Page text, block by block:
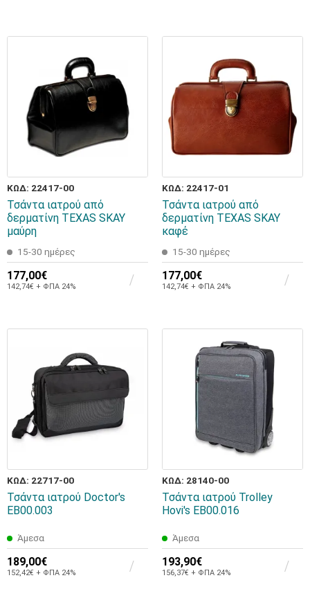
ΚΩΔ: 22417-00
Τσάντα ιατρού από
δερματίνη TEXAS SKAY
μαύρη
15-30 ημέρες
177,00€
142,74€ + ΦΠΑ 24%
ΚΩΔ: 22417-01
Τσάντα ιατρού από
δερματίνη TEXAS SKAY
καφέ
15-30 ημέρες
177,00€
142,74€ + ΦΠΑ 24%
ΚΩΔ: 22717-00
Τσάντα ιατρού Doctor's
EB00.003
Άμεσα
189,00€
152,42€ + ΦΠΑ 24%
ΚΩΔ: 28140-00
Τσάντα ιατρού Trolley
Hovi's EB00.016
Άμεσα
193,90€
156,37€ + ΦΠΑ 24%